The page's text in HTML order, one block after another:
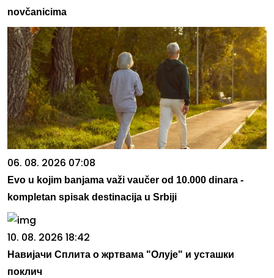
novčanicima
06. 08. 2026 07:08
Evo u kojim banjama važi vaučer od 10.000 dinara -
kompletan spisak destinacija u Srbiji
10. 08. 2026 18:42
Навијачи Сплита о жртвама "Олује" и усташки
поклич